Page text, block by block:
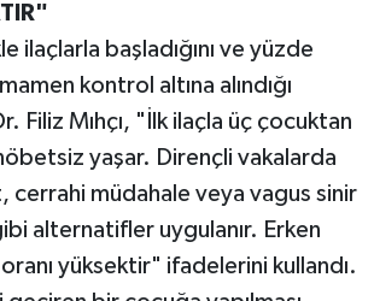
ilaçlarla başladığını ve yüzde
kontrol altına alındığı
Filiz Mıhçı, "İlk ilaçla üç çocuktan
yaşar. Dirençli vakalarda
cerrahi müdahale veya vagus sinir
alternatifler uygulanır. Erken
yüksektir" ifadelerini kullandı.